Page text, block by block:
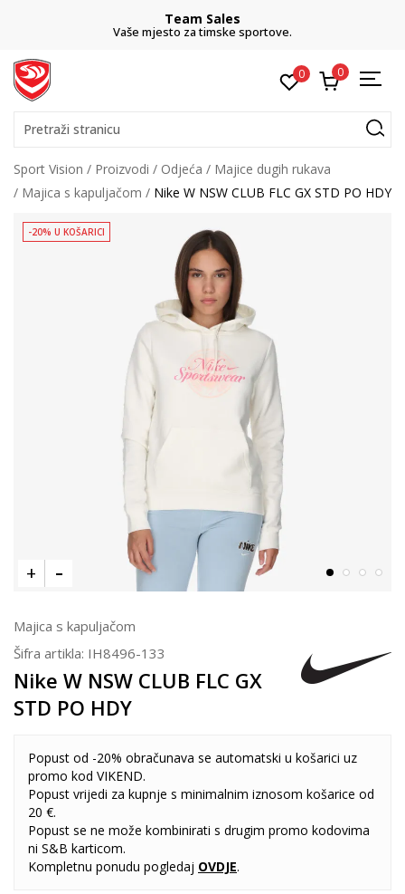
Team Sales
Vaše mjesto za timske sportove.
0 0
Pretraži stranicu
Sport Vision Proizvodi Odjeća
Majice dugih rukava
Majica s kapuljačom
Nike W NSW CLUB FLC GX STD PO HDY
-20% U KOŠARICI
Majica s kapuljačom
Šifra artikla: IH8496-133
Nike W NSW CLUB FLC GX
STD PO HDY
Popust od -20% obračunava se automatski u košarici uz
promo kod VIKEND.
Popust vrijedi za kupnje s minimalnim iznosom košarice od
20 €.
Popust se ne može kombinirati s drugim promo kodovima
ni S&B karticom.
Kompletnu ponudu pogledaj OVDJE.